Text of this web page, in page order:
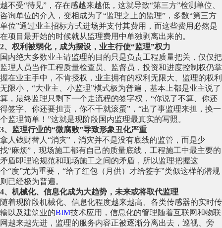
越不受“待见”，存在感越来越低，这就导致“第三方”检测单位、
咨询单位的介入，变相成为了“监理之上的监理”，多数“第三方
单位”通过业主招标方式进场并支付其费用，而这些费用必然是
在项目最开始的时候就从监理费用中单独剥离出来的。
2、权利被弱化，成为摆设，业主行使“监理”权力
国内绝大多数业主请监理的目的只是负责工程质量把关，仅仅把
监理人员当作工程质量检查员、监督员，投资和进度控制权仍掌
握在业主手中，不肯授权，业主拥有的权利无限大、监理的权利
无限小，“大业主、小监理”模式极为普遍，基本上都是业主说了
算，最终监理只剩下一个走流程的签字权，“你说了不算、你还
得签字、你还要担责，你不干就滚蛋”，“出了事监理来担，换一
个监理简单！”这就是现阶段国内监理最真实的写照。
3、监理行业的“微腐败”导致形象丑化严重
拿人钱财替人“消灾”，消灾并不是没有底线的监管，而是少
找“麻烦”，现场施工都有自己的质量底线，工程施工中最主要的
矛盾即理论规范和现场施工之间的矛盾，所以监理把握这
个“度”尤为重要，“给了红包（月供）才给签字”类似这样的潜规
则已经极为普遍。
4、机械化、信息化成为大趋势，未来或将取代监理
随着现阶段机械化、信息化程度越来越高、各类传感器的实时传
输以及建筑业的BIM技术应用，信息化的管理随着互联网和物联
网越来越先进，监理的服务内容正被逐渐分离出去，巡视、旁